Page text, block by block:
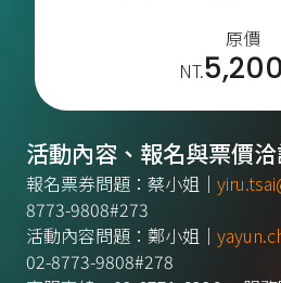
原價
NT.5,200
活動內容、報名與票價洽
報名票券問題：蔡小姐｜
8773-9808#273
活動內容問題：鄭小姐｜
02-8773-9808#278